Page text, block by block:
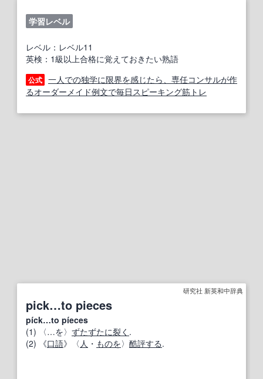
学習レベル
レベル：レベル11
英検：1級以上合格に覚えておきたい熟語
公式 一人での独学に限界を感じたら、専任コンサルが作
るオーダーメイド例文で毎日スピーキング筋トレ
研究社 新英和中辞典
pick…to pieces
píck…to píeces
(1) 〈…を〉 ずたずたに裂く .
(2) 《口語》〈 人 ・ ものを〉 酷評する.